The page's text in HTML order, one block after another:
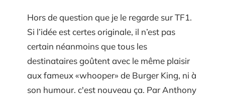
Hors de question que je le regarde sur TF1.
Si l’idée est certes originale, il n’est pas
certain néanmoins que tous les
destinataires goûtent avec le même plaisir
aux fameux «whooper» de Burger King, ni à
son humour. c'est nouveau ça. Par Anthony